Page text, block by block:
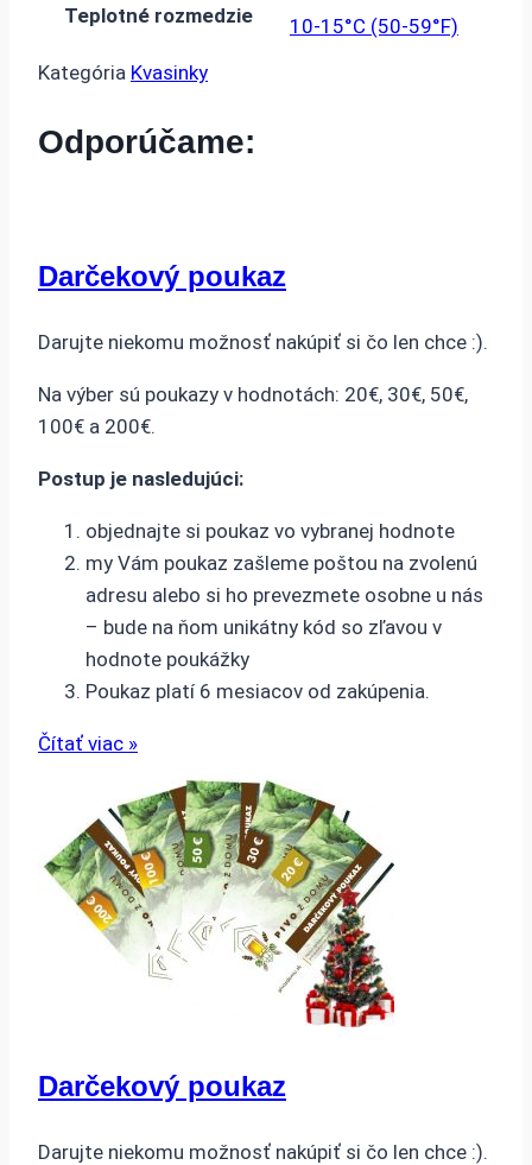
Teplotné rozmedzie
10-15°C (50-59°F)
Kategória Kvasinky
Odporúčame:
Darčekový poukaz
Darujte niekomu možnosť nakúpiť si čo len chce :).
Na výber sú poukazy v hodnotách: 20€, 30€, 50€,
100€ a 200€.
Postup je nasledujúci:
objednajte si poukaz vo vybranej hodnote
my Vám poukaz zašleme poštou na zvolenú
adresu alebo si ho prevezmete osobne u nás
– bude na ňom unikátny kód so zľavou v
hodnote poukážky
Poukaz platí 6 mesiacov od zakúpenia.
Čítať viac »
Darčekový poukaz
Darujte niekomu možnosť nakúpiť si čo len chce :).